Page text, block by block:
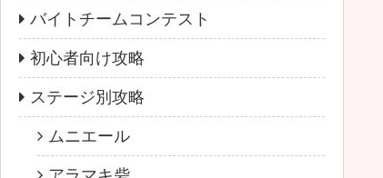
バイトチームコンテスト
初心者向け攻略
ステージ別攻略
ムニエール